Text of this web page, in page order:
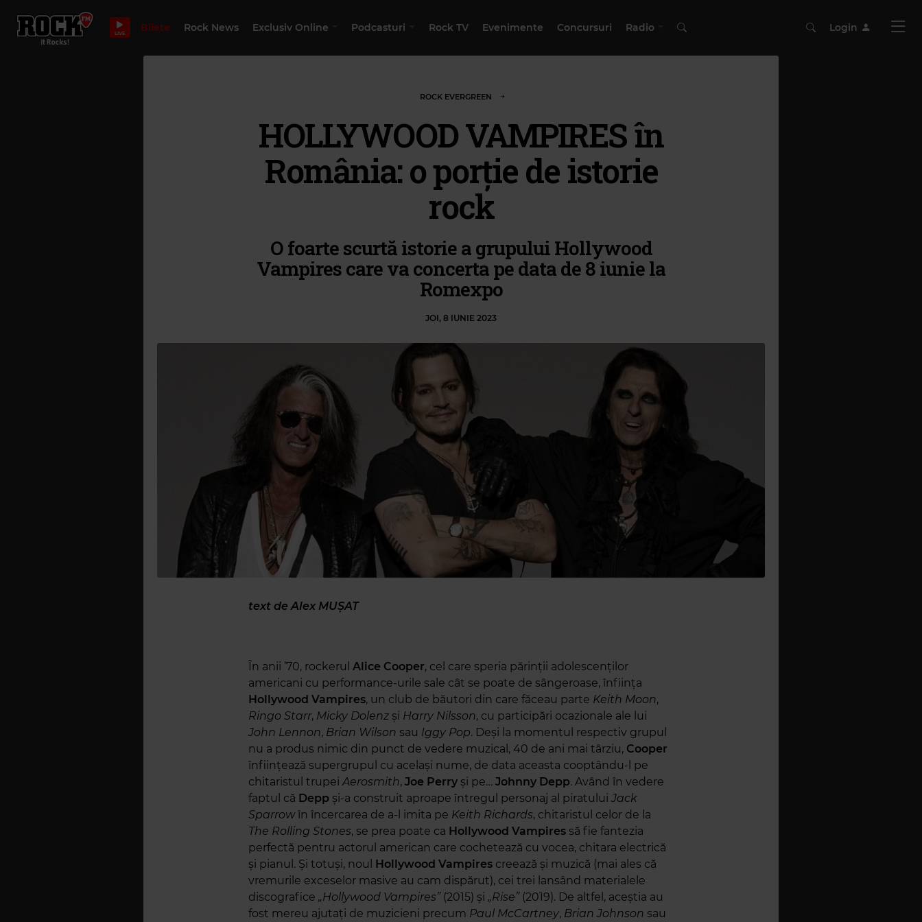
LIVE Bilete Rock News Exclusiv Online Podcasturi Rock TV Evenimente Concursuri Radio Login
ROCK EVERGREEN
HOLLYWOOD VAMPIRES în
România: o porție de istorie
rock
O foarte scurtă istorie a grupului Hollywood
Vampires care va concerta pe data de 8 iunie la
Romexpo
JOI, 8 IUNIE 2023
text de Alex MUŞAT
În anii ’70, rockerul Alice Cooper, cel care speria părinții adolescenților
americani cu performance-urile sale cât se poate de sângeroase, înființa
Hollywood Vampires, un club de băutori din care făceau parte Keith Moon,
Ringo Starr, Micky Dolenzși Harry Nilsson, cu participări ocazionale ale lui
John Lennon, Brian Wilson sau Iggy Pop. Deși la momentul respectiv grupul
nu a produs nimic din punct de vedere muzical, 40 de ani mai târziu, Cooper
înființează supergrupul cu același nume, de data aceasta cooptându-l pe
chitaristul trupeiAerosmith, Joe Perryși pe… Johnny Depp. Având în vedere
faptul că Depp și-a construit aproape întregul personaj al piratuluiJack
Sparrowîn încercarea de a-l imita pe Keith Richards, chitaristul celor de la
The Rolling Stones, se prea poate ca Hollywood Vampires să fie fantezia
perfectă pentru actorul american care cochetează cu vocea, chitara electrică
și pianul. Și totuși, noul Hollywood Vampirescreează și muzică (mai ales că
vremurile exceselor masive au cam dispărut), cei trei lansând materialele
discografice „Hollywood Vampires”(2015) și „Rise” (2019). De altfel, aceștia au
fost mereu ajutați de muzicieni precum Paul McCartney, Brian Johnson sau